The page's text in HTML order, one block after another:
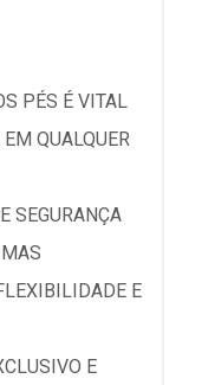
PÉS É VITAL
QUALQUER
SEGURANÇA
E
E